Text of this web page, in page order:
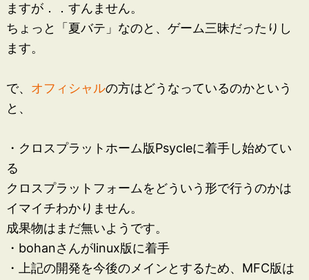
ますが．．すんません。
ちょっと「夏バテ」なのと、ゲーム三昧だったりし
ます。
で、 オフィシャルの方はどうなっているのかという
と、
・クロスプラットホーム版Psycleに着手し始めてい
る
クロスプラットフォームをどういう形で行うのかは
イマイチわかりません。
成果物はまだ無いようです。
・bohanさんがlinux版に着手
・上記の開発を今後のメインとするため、MFC版は